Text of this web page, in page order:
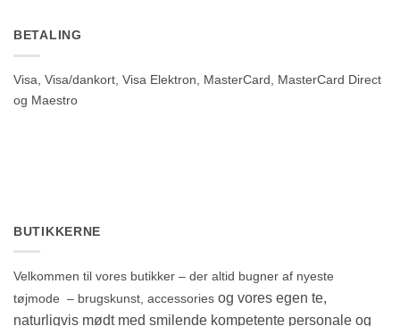
BETALING
Visa, Visa/dankort, Visa Elektron, MasterCard, MasterCard Direct
og Maestro
BUTIKKERNE
Velkommen til vores butikker – der altid bugner af nyeste
tøjmode – brugskunst, accessories og vores egen te,
naturligvis mødt med smilende kompetente personale og